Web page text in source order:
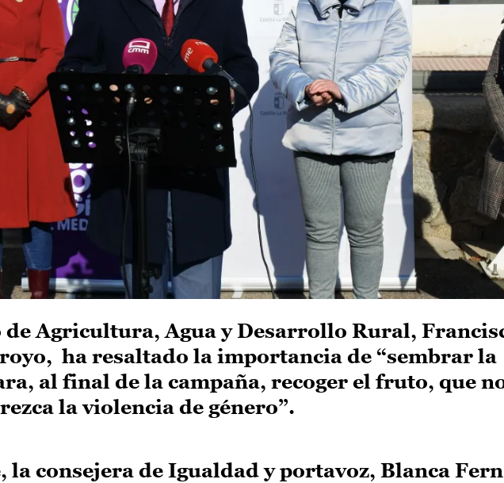
de Agricultura, Agua y Desarrollo Rural,
ha resaltado la importancia de “sembrar la
al final de la campaña, recoger el fruto, que
la violencia de género”.
la consejera de Igualdad y portavoz, Blanca